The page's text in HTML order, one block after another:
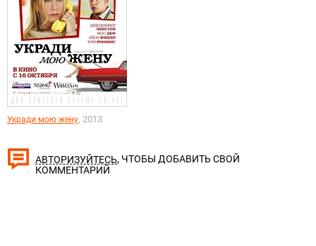
Укради мою жену, 2013
АВТОРИЗУЙТЕСЬ, ЧТОБЫ ДОБАВИТЬ СВОЙ
КОММЕНТАРИЙ